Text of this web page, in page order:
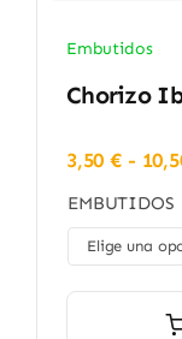
Embutidos
Chorizo
3,50€ -
EMBUTIDOS